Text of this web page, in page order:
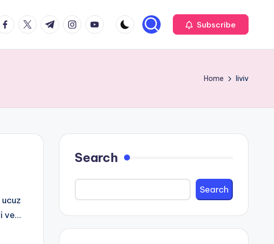
twitter.com
t.me instagram.com
youtube.com Subscribe
Home liviv
ve…
Search
Search